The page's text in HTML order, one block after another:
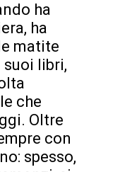
ha
ha
matite
suoi libri,
che
Oltre
con
spesso,